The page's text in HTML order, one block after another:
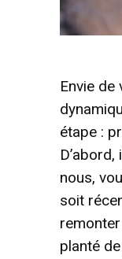
Envie de
étape :
nous,
soit
planté